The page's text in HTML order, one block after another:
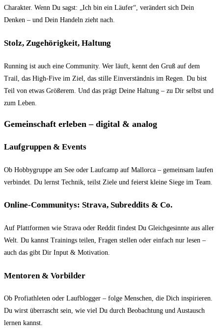
Charakter. Wenn Du sagst: „Ich bin ein Läufer“, verändert sich Dein
Denken – und Dein Handeln zieht nach.
Stolz, Zugehörigkeit, Haltung
Running ist auch eine Community. Wer läuft, kennt den Gruß auf dem
Trail, das High-Five im Ziel, das stille Einverständnis im Regen. Du bist
Teil von etwas Größerem. Und das prägt Deine Haltung – zu Dir selbst und
zum Leben.
Gemeinschaft erleben – digital & analog
Laufgruppen & Events
Ob Hobbygruppe am See oder Laufcamp auf Mallorca – gemeinsam laufen
verbindet. Du lernst Technik, teilst Ziele und feierst kleine Siege im Team.
Online-Communitys: Strava, Subreddits & Co.
Auf Plattformen wie Strava oder Reddit findest Du Gleichgesinnte aus aller
Welt. Du kannst Trainings teilen, Fragen stellen oder einfach nur lesen –
auch das gibt Dir Input & Motivation.
Mentoren & Vorbilder
Ob Profiathleten oder Laufblogger – folge Menschen, die Dich inspirieren.
Du wirst überrascht sein, wie viel Du durch Beobachtung und Austausch
lernen kannst.